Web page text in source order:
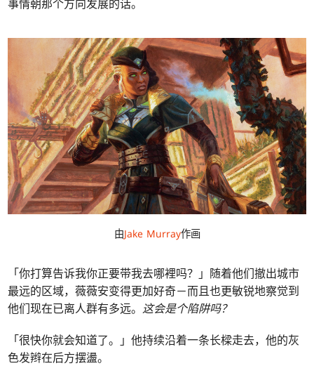
事情朝那个方向发展的话。
由Jake Murray作画
「你打算告诉我你正要带我去哪裡吗？」随着他们撤出城市
最远的区域，薇薇安变得更加好奇－而且也更敏锐地察觉到
他们现在已离人群有多远。 这会是个陷阱吗？
「很快你就会知道了。」他持续沿着一条长樑走去，他的灰
色发辫在后方摆盪。